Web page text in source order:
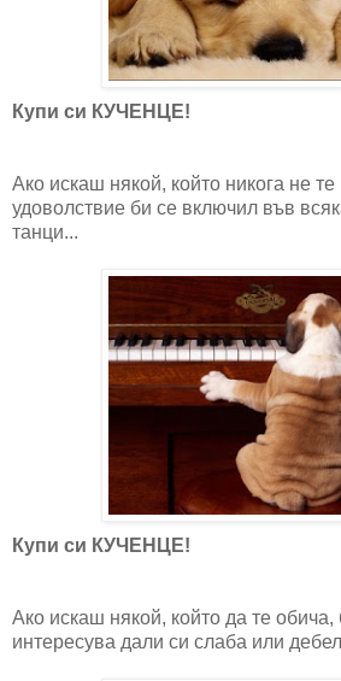
Купи си КУЧЕНЦЕ!
Ако искаш някой, който никога не те
удоволствие би се включил във
танци...
Купи си КУЧЕНЦЕ!
Ако искаш някой, който да те обича,
интересува дали си слаба или